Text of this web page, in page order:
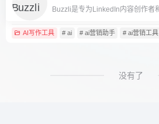
AI写作工具 # ai # ai营销助手 # ai营销工具
没有了